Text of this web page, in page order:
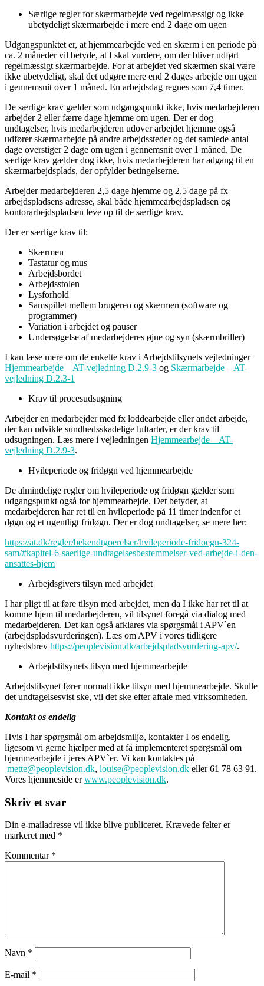
Særlige regler for skærmarbejde ved regelmæssigt og ikke
ubetydeligt skærmarbejde i mere end 2 dage om ugen
Udgangspunktet er, at hjemmearbejde ved en skærm i en periode på
ca. 2 måneder vil betyde, at I skal vurdere, om der bliver udført
regelmæssigt skærmarbejde. For at arbejdet ved skærmen skal være
ikke ubetydeligt, skal det udgøre mere end 2 dages arbejde om ugen
i gennemsnit over 1 måned. En arbejdsdag regnes som 7,4 timer.
De særlige krav gælder som udgangspunkt ikke, hvis medarbejderen
arbejder 2 eller færre dage hjemme om ugen. Der er dog
undtagelser, hvis medarbejderen udover arbejdet hjemme også
udfører skærmarbejde på andre arbejdssteder og det samlede antal
dage overstiger 2 dage om ugen i gennemsnit over 1 måned. De
særlige krav gælder dog ikke, hvis medarbejderen har adgang til en
skærmarbejdsplads, der opfylder betingelserne.
Arbejder medarbejderen 2,5 dage hjemme og 2,5 dage på fx
arbejdspladsens adresse, skal både hjemmearbejdspladsen og
kontorarbejdspladsen leve op til de særlige krav.
Der er særlige krav til:
Skærmen
Tastatur og mus
Arbejdsbordet
Arbejdsstolen
Lysforhold
Samspillet mellem brugeren og skærmen (software og
programmer)
Variation i arbejdet og pauser
Undersøgelse af medarbejderes øjne og syn (skærmbriller)
I kan læse mere om de enkelte krav i Arbejdstilsynets vejledninger
Hjemmearbejde – AT-vejledning D.2.9-3 og Skærmarbejde – AT-
vejledning D.2.3-1
Krav til procesudsugning
Arbejder en medarbejder med fx loddearbejde eller andet arbejde,
der kan udvikle sundhedsskadelige luftarter, er der krav til
udsugningen. Læs mere i vejledningen Hjemmearbejde – AT-
vejledning D.2.9-3.
Hvileperiode og fridøgn ved hjemmearbejde
De almindelige regler om hvileperiode og fridøgn gælder som
udgangspunkt også for hjemmearbejde. Det betyder, at
medarbejderen har ret til en hvileperiode på 11 timer indenfor et
døgn og et ugentligt fridøgn. Der er dog undtagelser, se mere her:
https://at.dk/regler/bekendtgoerelser/hvileperiode-fridoegn-324-
sam/#kapitel-6-saerlige-undtagelsesbestemmelser-ved-arbejde-i-den-
ansattes-hjem
Arbejdsgivers tilsyn med arbejdet
I har pligt til at føre tilsyn med arbejdet, men da I ikke har ret til at
komme hjem til medarbejderen, vil tilsynet foregå via dialog med
medarbejderen. Det kan også afklares via spørgsmål i APV`en
(arbejdspladsvurderingen). Læs om APV i vores tidligere
nyhedsbrev https://peoplevision.dk/arbejdspladsvurdering-apv/.
Arbejdstilsynets tilsyn med hjemmearbejde
Arbejdstilsynet fører normalt ikke tilsyn med hjemmearbejde. Skulle
det undtagelsesvist ske, vil det ske efter aftale med virksomheden.
Kontakt os endelig
Hvis I har spørgsmål om arbejdsmiljø, kontakter I os endelig,
ligesom vi gerne hjælper med at få implementeret spørgsmål om
hjemmearbejde i jeres APV`er. Vi kan kontaktes på
mette@peoplevision.dk, louise@peoplevision.dk eller 61 78 63 91.
Vores hjemmeside erwww.peoplevision.dk.
Skriv et svar
Din e-mailadresse vil ikke blive publiceret. Krævede felter er
markeret med *
Kommentar *
Navn *
E-mail *